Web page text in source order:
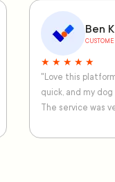
Ben
★ ★ ★ ★ ★
"Love this
quick, and my
The service was